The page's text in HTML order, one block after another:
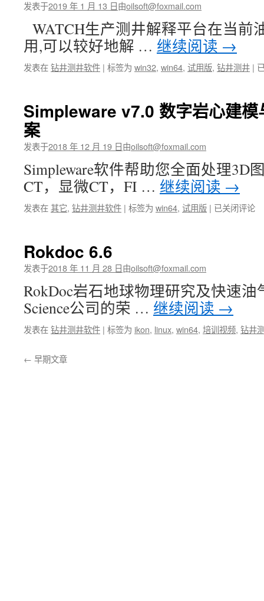
发表于2019 年 1 月 13 日由oilsoft@foxmail.com
WATCH生产测井解释平台在当前
用,可以较好地解 … 继续阅读 →
发表在钻井测井软件 | 标签为 win32, win64, 试用版, 钻井测井 |
产
测
平
台
Simpleware v7.0 数字岩心建模
案
发表于2018 年 12 月 19 日由oilsoft@foxmail.com
Simpleware软件帮助您全面处理3D
CT，显微CT，FI … 继续阅读 →
发表在其它, 钻井测井软件 | 标签为 win64, 试用版 | Simpleware
模
与
数
值
分
已关闭评论
Rokdoc 6.6
发表于2018 年 11 月 28 日由oilsoft@foxmail.com
RokDoc岩石地球物理研究及快速油
Science公司的荣 … 继续阅读 →
发表在钻井测井软件 | 标签为 ikon, linux, win64, 培训视频, 钻井
← 早期文章